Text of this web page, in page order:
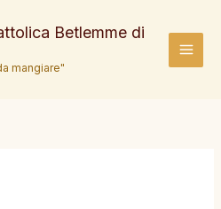
Betlemme di
mangiare"